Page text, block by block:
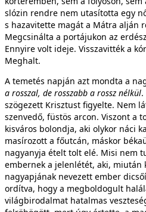
slózin rendre nem utasította egy
s hazavitette magát a Mátra alján
Megcsinálta a portájukon az
Ennyire volt ideje. Visszavitték a
Meghalt.
A temetés napján azt mondta a
a rosszal, de rosszabb a rossz nélkül
szögezett Krisztust figyelte. Nem
szenvedő, füstös arcon. Viszont a
kisváros bolondja, aki olykor náci
masírozott a főutcán, máskor
nagyanyja ételt tolt elé. Misi nem
embernek a jelenlétét, aki, miután
nagyapjának nevezett ember
ordítva, hogy a megboldogult
világbirodalmat hatalmas